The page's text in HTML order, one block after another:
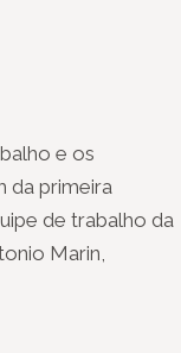
e os
da primeira
de trabalho da
Marin,